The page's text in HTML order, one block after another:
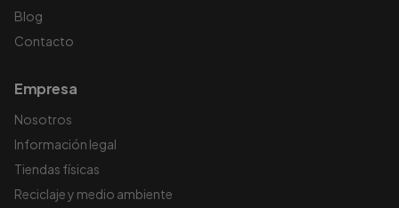
Blog
Contacto
Empresa
Nosotros
Información legal
Tiendas físicas
Reciclaje y medio ambiente